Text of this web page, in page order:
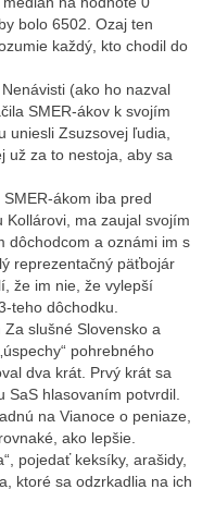
bolo 6502. Ozaj ten
každý, kto chodil do
(ako ho nazval
SMER-ákov k svojím
uniesli Zsuzsovej ľudia,
už za to nestoja, aby sa
ákom iba pred
ma zaujal svojím
dôchodcom a oznámi im s
reprezentačný päťbojár
že im nie, že vylepší
teho dôchodku.
slušné Slovensko a
pohrebného
dva krát. Prvý krát sa
hlasovaním potvrdil.
na Vianoce o peniaze,
ako lepšie.
pojedať keksíky, arašidy,
ktoré sa odzrkadlia na ich